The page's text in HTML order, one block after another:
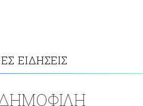
ΕΙΔΗΣΕΙΣ